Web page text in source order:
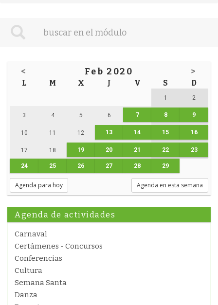
< Feb 2020 >
L M X J V S D
1 2
3 4 5 6 7 8 9
10 11 12 13 14 15 16
17 18 19 20 21 22 23
24 25 26 27 28 29
Agenda para hoy Agenda en esta semana
Agenda de actividades
Carnaval
Certámenes - Concursos
Conferencias
Cultura
Semana Santa
Danza